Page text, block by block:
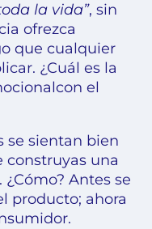
la vida”, sin
ofrezca
que cualquier
¿Cuál es la
con el
se sientan bien
construyas una
¿Cómo? Antes se
producto; ahora